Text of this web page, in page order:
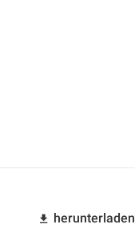
herunterladen